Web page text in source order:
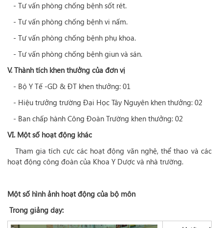
- Tư vấn phòng chống bệnh sốt rét.
- Tư vấn phòng chống bệnh vi nấm.
- Tư vấn phòng chống bệnh phụ khoa.
- Tư vấn phòng chống bệnh giun và sán.
V. Thành tích khen thưởng của đơn vị
- Bộ Y Tế -GD & ĐT khen thưởng: 01
- Hiệu trưởng trường Đại Học Tây Nguyên khen thưởng: 02
- Ban chấp hành Công Đoàn Trường khen thưởng: 02
VI. Một số hoạt động khác
Tham gia tích cực các hoạt động văn nghệ, thể thao và các
hoạt động công đoàn của Khoa Y Dược và nhà trường.
Một số hình ảnh hoạt động của bộ môn
Trong giảng dạy: